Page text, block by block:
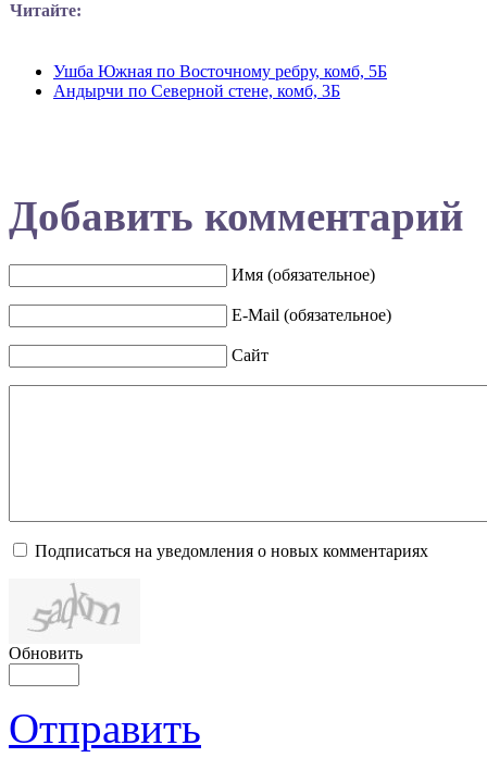
Читайте:
Ушба Южная по Восточному ребру, комб, 5Б
Андырчи по Северной стене, комб, 3Б
Добавить комментарий
Имя (обязательное)
E-Mail (обязательное)
Сайт
Подписаться на уведомления о новых комментариях
Обновить
Отправить